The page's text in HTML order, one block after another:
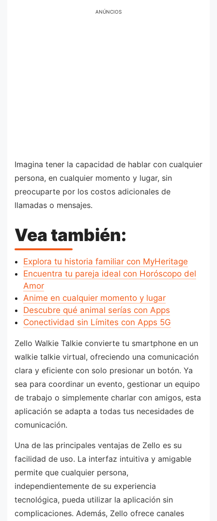
ANÚNCIOS
Imagina tener la capacidad de hablar con cualquier
persona, en cualquier momento y lugar, sin
preocuparte por los costos adicionales de
llamadas o mensajes.
Vea también:
Explora tu historia familiar con MyHeritage
Encuentra tu pareja ideal con Horóscopo del
Amor
Anime en cualquier momento y lugar
Descubre qué animal serías con Apps
Conectividad sin Límites con Apps 5G
Zello Walkie Talkie convierte tu smartphone en un
walkie talkie virtual, ofreciendo una comunicación
clara y eficiente con solo presionar un botón. Ya
sea para coordinar un evento, gestionar un equipo
de trabajo o simplemente charlar con amigos, esta
aplicación se adapta a todas tus necesidades de
comunicación.
Una de las principales ventajas de Zello es su
facilidad de uso. La interfaz intuitiva y amigable
permite que cualquier persona,
independientemente de su experiencia
tecnológica, pueda utilizar la aplicación sin
complicaciones. Además, Zello ofrece canales